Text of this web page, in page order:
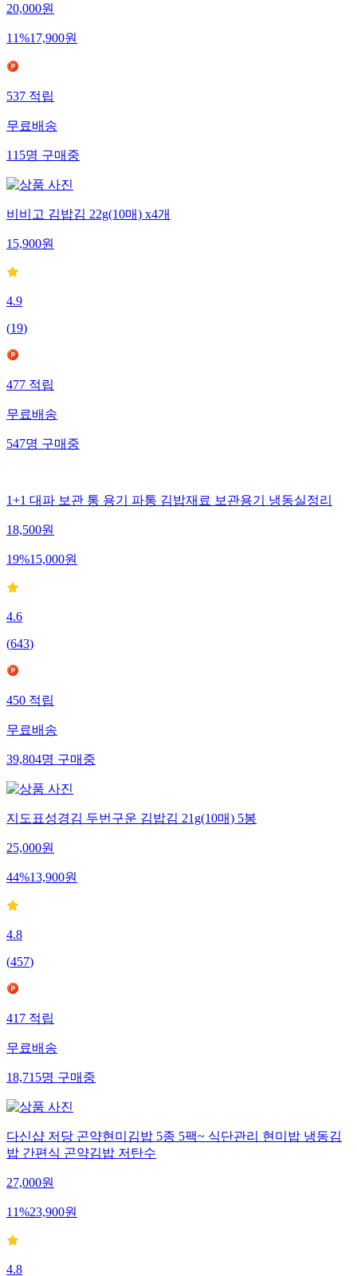
20,000원
11%17,900원
537적립
무료배송
115명구매중
비비고 김밥김 22g(10매) x4개
15,900원
4.9
(19)
477적립
무료배송
547명구매중
1+1 대파 보관 통 용기 파통 김밥재료 보관용기 냉동실정리
18,500원
19%15,000원
4.6
(643)
450적립
무료배송
39,804명구매중
지도표성경김 두번구운 김밥김 21g(10매) 5봉
25,000원
44%13,900원
4.8
(457)
417적립
무료배송
18,715명구매중
다신샵 저당 곤약현미김밥 5종 5팩~ 식단관리 현미밥 냉동김
밥 간편식 곤약김밥 저탄수
27,000원
11%23,900원